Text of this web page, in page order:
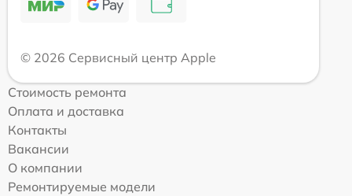
© 2026 Сервисный центр Apple
Стоимость ремонта
Оплата и доставка
Контакты
Вакансии
О компании
Ремонтируемые модели